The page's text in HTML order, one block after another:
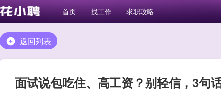
首页 找工作 求职攻略
返回列表
面试说包吃住、高工资？别轻信，3句